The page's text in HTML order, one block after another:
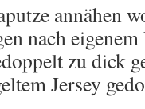
annähen
nach
zu dick
Jersey